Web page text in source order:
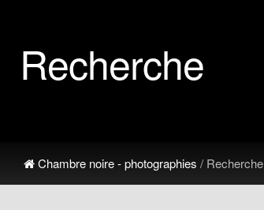
Recherche
Chambre noire - photographies / Recherche